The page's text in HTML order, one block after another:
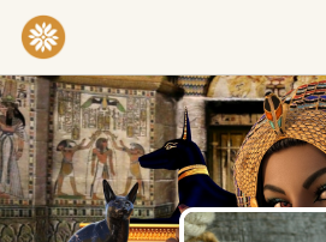
Praktiken & Inneres Arbeiten
Yoga
Meditation
Breathwork
Embodiment